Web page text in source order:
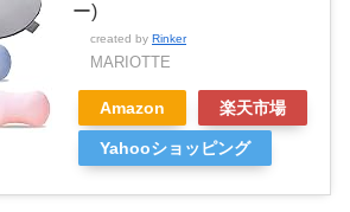
ー)
created by Rinker
MARIOTTE
Amazon 楽天市場
Yahooショッピング